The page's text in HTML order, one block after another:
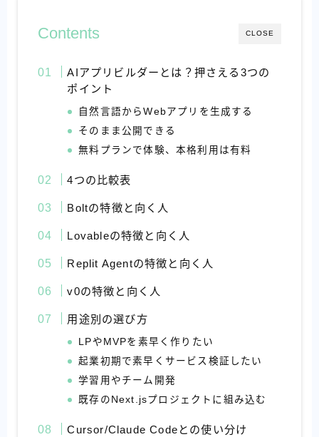
CLOSE
Contents
AIアプリビルダーとは？押さえる3つの
ポイント
自然言語からWebアプリを生成する
そのまま公開できる
無料プランで体験、本格利用は有料
4つの比較表
Boltの特徴と向く人
Lovableの特徴と向く人
Replit Agentの特徴と向く人
v0の特徴と向く人
用途別の選び方
LPやMVPを素早く作りたい
起業初期で素早くサービス検証したい
学習用やチーム開発
既存のNext.jsプロジェクトに組み込む
Cursor/Claude Codeとの使い分け